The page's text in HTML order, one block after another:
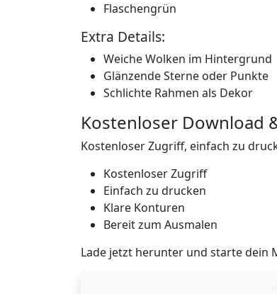
Flaschengrün
Extra Details:
Weiche Wolken im Hintergrund
Glänzende Sterne oder Punkte
Schlichte Rahmen als Dekor
Kostenloser Download
Kostenloser Zugriff, einfach zu
Kostenloser Zugriff
Einfach zu drucken
Klare Konturen
Bereit zum Ausmalen
Lade jetzt herunter und starte dein